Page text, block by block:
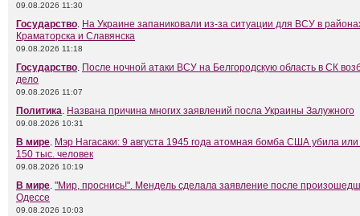
09.08.2026 11:30
Государство. На Украине запаниковали из-за ситуации для ВСУ в
Краматорска и Славянска
09.08.2026 11:18
Государство. После ночной атаки ВСУ на Белгородскую область в СК
дело
09.08.2026 11:07
Политика. Названа причина многих заявлений посла Украины Залужного
09.08.2026 10:31
В мире. Мэр Нагасаки: 9 августа 1945 года атомная бомба США убила
150 тыс. человек
09.08.2026 10:19
В мире. "Мир, проснись!". Мендель сделала заявление после
Одессе
09.08.2026 10:03